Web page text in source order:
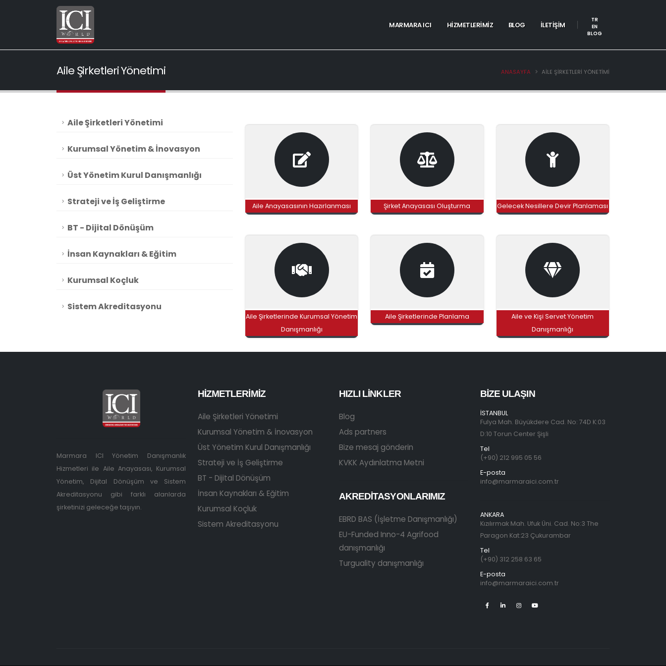
MARMARA ICI HİZMETLERİMİZ BLOG İLETİŞİM
TR
EN
BLOG
Aile Şirketleri Yönetimi ANASAYFA AILE ŞIRKETLERI YÖNETIMI
Aile Anayasasının Hazırlanması Şirket Anayasası Oluşturma Gelecek Nesillere Devir Planlaması
Aile Şirketlerinde Kurumsal Yönetim
Danışmanlığı
Aile Şirketlerinde Planlama
Aile ve Kişi Servet Yönetim
Danışmanlığı
Aile Şirketleri Yönetimi
Kurumsal Yönetim & İnovasyon
Üst Yönetim Kurul Danışmanlığı
Strateji ve İş Geliştirme
BT - Dijital Dönüşüm
İnsan Kaynakları & Eğitim
Kurumsal Koçluk
Sistem Akreditasyonu
Marmara ICI Yönetim Danışmanlık
Hizmetleri ile Aile Anayasası, Kurumsal
Yönetim, Dijital Dönüşüm ve Sistem
Akreditasyonu gibi farklı alanlarda
şirketinizi geleceğe taşıyın.
HIZMETLERIMIZ
Aile Şirketleri Yönetimi
Kurumsal Yönetim & İnovasyon
Üst Yönetim Kurul Danışmanlığı
Strateji ve İş Geliştirme
BT - Dijital Dönüşüm
İnsan Kaynakları & Eğitim
Kurumsal Koçluk
Sistem Akreditasyonu
HIZLI LINKLER
Blog
Ads partners
Bize mesaj gönderin
KVKK Aydınlatma Metni
AKREDITASYONLARIMIZ
EBRD BAS (İşletme Danışmanlığı)
EU-Funded Inno-4 Agrifood
danışmanlığı
Turguality danışmanlığı
BIZE ULAŞIN
İSTANBUL
Fulya Mah. Büyükdere Cad. No: 74D K:03
D:10 Torun Center Şişli
Tel
(+90) 212 995 05 56
E-posta
info@marmaraici.com.tr
ANKARA
Kızılırmak Mah. Ufuk Üni. Cad. No:3 The
Paragon Kat:23 Çukurambar
Tel
(+90) 312 258 63 65
E-posta
info@marmaraici.com.tr